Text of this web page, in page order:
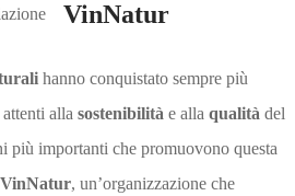
VinNatur
hanno conquistato sempre più
alla sostenibilità e alla qualità del
più importanti che promuovono questa
VinNatur, un’organizzazione che